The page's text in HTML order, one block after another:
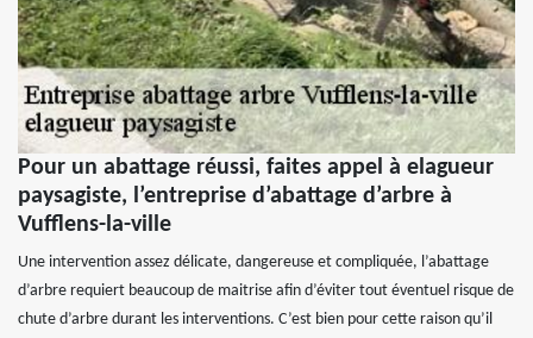
Pour un abattage réussi, faites appel à elagueur
paysagiste, l’entreprise d’abattage d’arbre à
Vufflens-la-ville
Une intervention assez délicate, dangereuse et compliquée, l’abattage
d’arbre requiert beaucoup de maitrise afin d’éviter tout éventuel risque de
chute d’arbre durant les interventions. C’est bien pour cette raison qu’il